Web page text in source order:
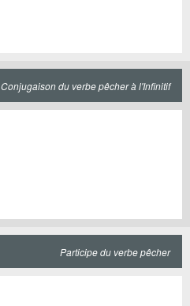
Conjugaison du verbe pêcher à l'Infinitif
Participe du verbe pêcher